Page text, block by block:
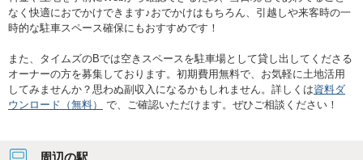
なく快適におでかけできます♪おでかけはもちろん、引越しや来客時の一
時的な駐車スペース確保にもおすすめです！
また、タイムズのBでは空きスペースを駐車場として貸し出してくださる
オーナーの方を募集しております。初期費用無料で、お気軽に土地活用
してみませんか？思わぬ副収入になるかもしれません。詳しくは資料ダ
ウンロード（無料）
で、ご確認いただけます。ぜひご相談ください！